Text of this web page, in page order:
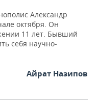
Александр
октября. Он
11 лет. Бывший
себя научно-
Айрат Назипов